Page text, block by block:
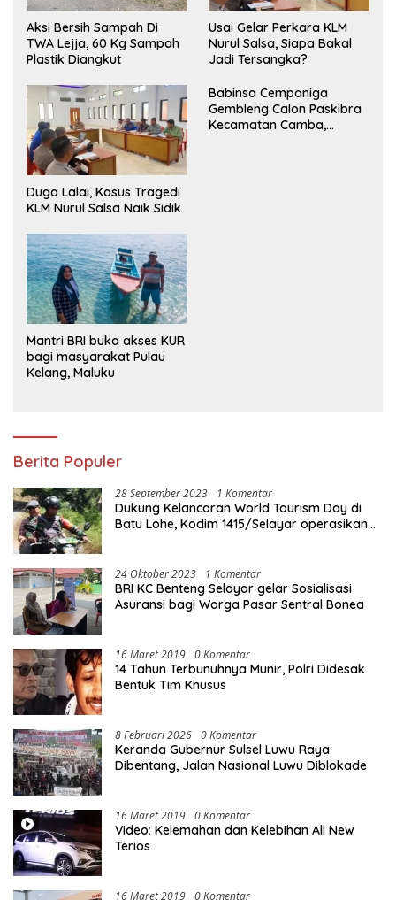
Aksi Bersih Sampah Di
TWA Lejja, 60 Kg Sampah
Plastik Diangkut
‎Usai Gelar Perkara KLM
Nurul Salsa, Siapa Bakal
Jadi Tersangka?
Duga Lalai, Kasus Tragedi
KLM Nurul Salsa Naik Sidik
Babinsa Cempaniga
Gembleng Calon Paskibra
Kecamatan Camba,
Mantri BRI buka akses KUR
bagi masyarakat Pulau
Kelang, Maluku
Berita Populer
28 September 2023 1 Komentar
Dukung Kelancaran World Tourism Day di
Batu Lohe, Kodim 1415/Selayar operasikan
24 Oktober 2023 1 Komentar
BRI KC Benteng Selayar gelar Sosialisasi
Asuransi bagi Warga Pasar Sentral Bonea
16 Maret 2019 0 Komentar
14 Tahun Terbunuhnya Munir, Polri Didesak
Bentuk Tim Khusus
8 Februari 2026 0 Komentar
Keranda Gubernur Sulsel Luwu Raya
Dibentang, Jalan Nasional Luwu Diblokade
16 Maret 2019 0 Komentar
Video: Kelemahan dan Kelebihan All New
Terios
16 Maret 2019 0 Komentar